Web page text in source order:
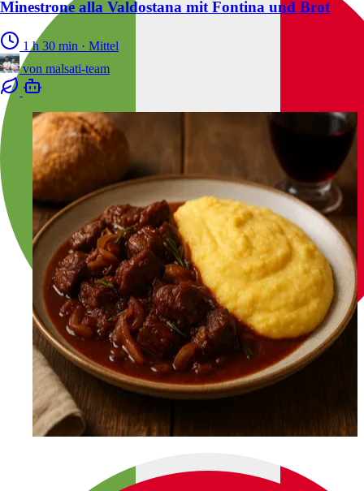
Minestrone alla Valdostana mit Fontina und Brot
1 h 30 min · Mittel
von malsati-team